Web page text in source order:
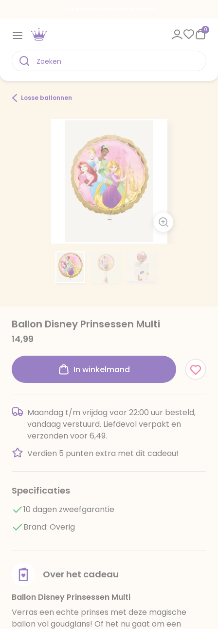
0
Losse ballonnen
Ballon Disney Prinsessen Multi
14,99
In winkelmand
Maandag t/m vrijdag voor 22:00 uur besteld,
vandaag verstuurd. Liefdevol verpakt en
verzonden voor 6,49.
Verdien 5 punten extra met dit cadeau!
Specificaties
10 dagen zweefgarantie
Brand: Overig
Over het cadeau
Ballon Disney Prinsessen Multi
Verras een echte prinses met deze magische
ballon vol goudglans! Of het nu gaat om een